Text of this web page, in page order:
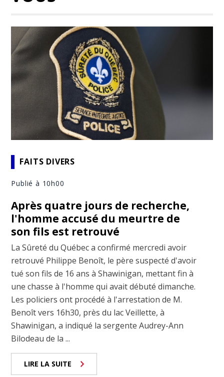
FAITS DIVERS
Publié à 10h00
Après quatre jours de recherche,
l'homme accusé du meurtre de
son fils est retrouvé
La Sûreté du Québec a confirmé mercredi avoir
retrouvé Philippe Benoît, le père suspecté d'avoir
tué son fils de 16 ans à Shawinigan, mettant fin à
une chasse à l'homme qui avait débuté dimanche.
Les policiers ont procédé à l'arrestation de M.
Benoît vers 16h30, près du lac Veillette, à
Shawinigan, a indiqué la sergente Audrey-Ann
Bilodeau de la ...
LIRE LA SUITE